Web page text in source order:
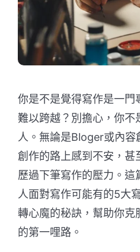
你是不是覺得寫作是一門
難以跨越？別擔心，你不
人。無論是Bloger或內容
創作的路上感到不安，甚
歷過下筆寫作的壓力。這
人面對寫作可能有的5大
轉心魔的秘訣，幫助你克
的第一哩路。